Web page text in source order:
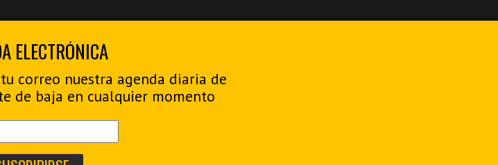
ELECTRÓNICA
correo nuestra agenda diaria de
de baja en cualquier momento